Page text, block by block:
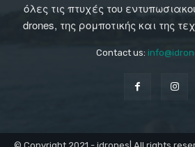
όλες τις πτυχές του
drones, της ρομποτικής και της
Contact us: